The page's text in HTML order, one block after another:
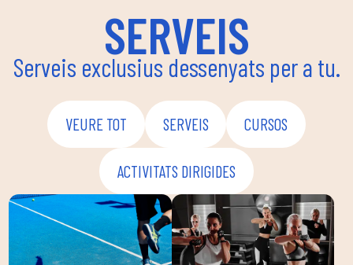
SERVEIS
Serveis exclusius dessenyats per a tu.
VEURE TOT SERVEIS CURSOS
ACTIVITATS DIRIGIDES